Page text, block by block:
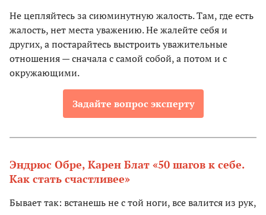
Не цепляйтесь за сиюминутную жалость. Там, где есть
жалость, нет места уважению. Не жалейте себя и
других, а постарайтесь выстроить уважительные
отношения — сначала с самой собой, а потом и с
окружающими.
Задайте вопрос эксперту
Эндрюс Обре, Карен Блат «50 шагов к себе.
Как стать счастливее»
Бывает так: встанешь не с той ноги, все валится из рук,